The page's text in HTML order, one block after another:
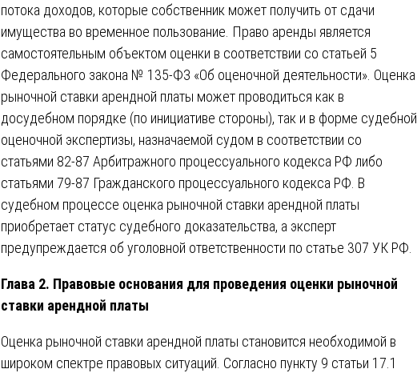
потока доходов, которые собственник может получить от сдачи
имущества во временное пользование. Право аренды является
самостоятельным объектом оценки в соответствии со статьей 5
Федерального закона № 135-ФЗ «Об оценочной деятельности». Оценка
рыночной ставки арендной платы может проводиться как в
досудебном порядке (по инициативе стороны), так и в форме судебной
оценочной экспертизы, назначаемой судом в соответствии со
статьями 82-87 Арбитражного процессуального кодекса РФ либо
статьями 79-87 Гражданского процессуального кодекса РФ. В
судебном процессе оценка рыночной ставки арендной платы
приобретает статус судебного доказательства, а эксперт
предупреждается об уголовной ответственности по статье 307 УК РФ.
Глава 2. Правовые основания для проведения оценки рыночной
ставки арендной платы
Оценка рыночной ставки арендной платы становится необходимой в
широком спектре правовых ситуаций. Согласно пункту 9 статьи 17.1